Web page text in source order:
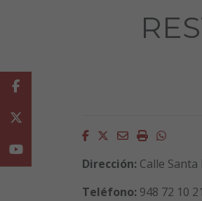
Facebook
Twitter
EmailImprimir
Dirección: Calle
Teléfono: 948 72 10 21
Facebook
Youtube